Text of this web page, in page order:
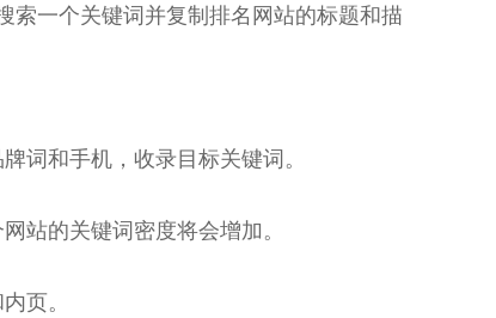
索一个关键词并复制排名网站的标题和描
词和手机，收录目标关键词。
站的关键词密度将会增加。
页。